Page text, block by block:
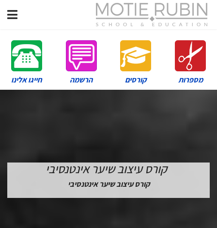
מספרות קורסים הרשמה חייגו אלינו
קורס עיצוב שיער אינטנסיבי
קורס עיצוב שיער אינטנסיבי